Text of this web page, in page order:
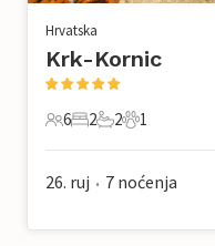
Hrvatska
Krk-Kornic
6 Gosti
6
2 Spavaće sobe
2
2 Kupaonice
2
1 Kućni
1
26. ruj • 7 noćenja